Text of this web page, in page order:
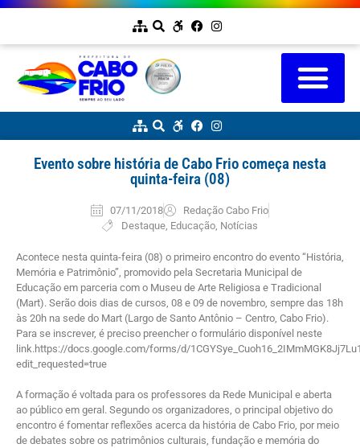
Evento sobre história de Cabo Frio começa nesta
quinta-feira (08)
07/11/2018
Redação Cabo Frio
Destaque, Educação, Notícias
Acontece nesta quinta-feira (08) o primeiro encontro do evento “História,
Memória e Patrimônio”, promovido pela Secretaria Municipal de
Educação em parceria com o Museu de Arte Religiosa e Tradicional
(Mart). Serão dois dias de cursos, 08 e 09 de novembro, sempre das 18h
às 20h na sede do Mart (Largo de Santo Antônio – Centro, Cabo Frio).
Para se inscrever, é preciso preencher o formulário disponível neste
link.https://docs.google.com/forms/d/
edit_requested=true
A formação é voltada para os professores da Rede Municipal e aberta
ao público em geral. Segundo os organizadores, o principal objetivo do
encontro é fomentar reflexões acerca da história de Cabo Frio, por meio
de debates sobre os patrimônios culturais, fundação e memória do